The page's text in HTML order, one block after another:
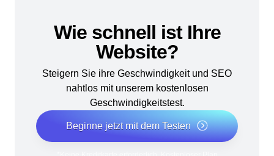
Wie schnell ist Ihre
Website?
Steigern Sie ihre Geschwindigkeit und SEO
nahtlos mit unserem kostenlosen
Geschwindigkeitstest.
Beginne jetzt mit dem Testen